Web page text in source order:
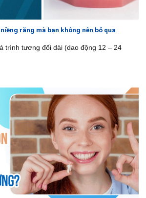
răng mà bạn không nên bỏ qua
trình tương đối dài (dao động 12 – 24